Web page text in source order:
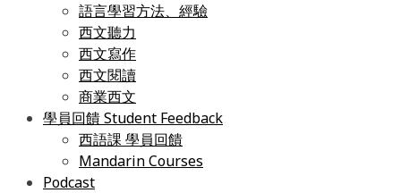
語言學習方法、經驗
西文聽力
西文寫作
西文閱讀
商業西文
學員回饋 Student Feedback
西語課 學員回饋
Mandarin Courses
Podcast